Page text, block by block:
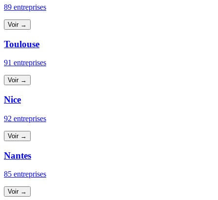
89 entreprises
Voir →
Toulouse
91 entreprises
Voir →
Nice
92 entreprises
Voir →
Nantes
85 entreprises
Voir →